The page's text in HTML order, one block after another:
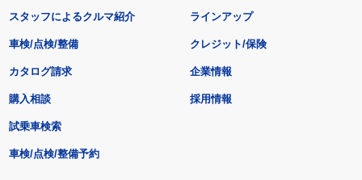
スタッフによるクルマ紹介 ラインアップ
車検/点検/整備 クレジット/保険
カタログ請求
購入相談
試乗車検索
車検/点検/整備予約
企業情報
採用情報